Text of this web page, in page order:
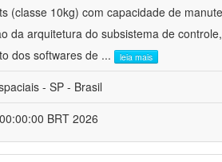
(classe 10kg) com capacidade de
da arquitetura do subsistema de
dos softwares de ... leia mais
- SP - Brasil
BRT 2026